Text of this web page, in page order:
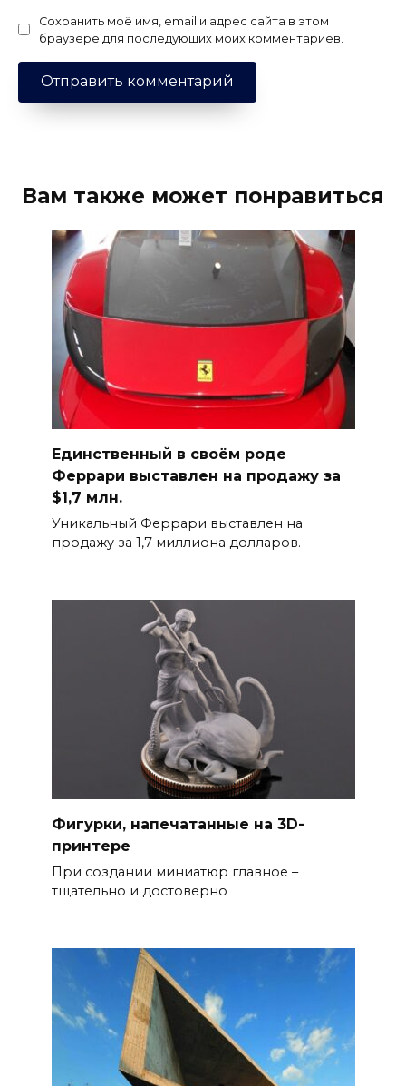
Сохранить моё имя, email и адрес сайта в этом
браузере для последующих моих комментариев.
Вам также может понравиться
Единственный в своём роде
Феррари выставлен на продажу за
$1,7 млн.
Уникальный Феррари выставлен на
продажу за 1,7 миллиона долларов.
Фигурки, напечатанные на 3D-
принтере
При создании миниатюр главное –
тщательно и достоверно